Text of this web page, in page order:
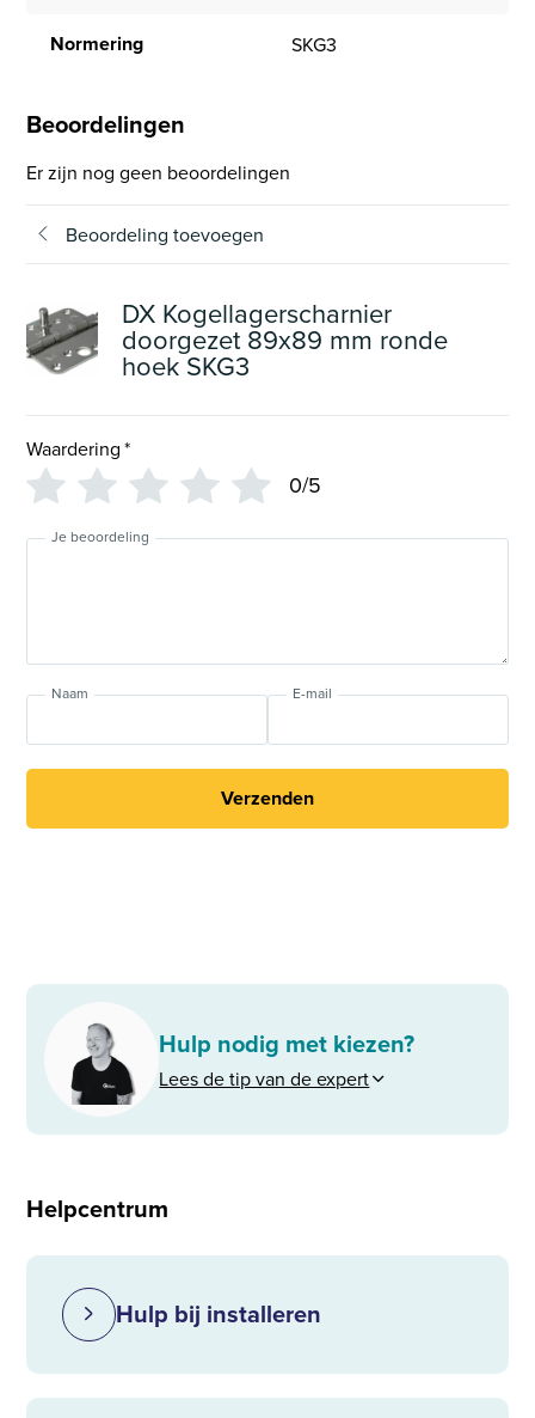
Normering SKG3
Beoordelingen
Er zijn nog geen beoordelingen
Beoordeling toevoegen
DX Kogellagerscharnier
doorgezet 89x89 mm ronde
hoek SKG3
Waardering *
0/5
Je beoordeling
Naam E-mail
Verzenden
Hulp nodig met kiezen?
Lees de tip van de expert
Helpcentrum
Hulp bij installeren